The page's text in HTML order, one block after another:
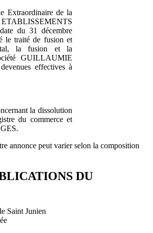
Extraordinaire de la
du 31 décembre
le traité de fusion et
la fusion et la
GUILLAUMIE
effectives à
la dissolution
du commerce et
annonce peut varier selon la composition
DU
Saint Junien